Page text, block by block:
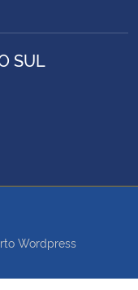
SUL
Wordpress